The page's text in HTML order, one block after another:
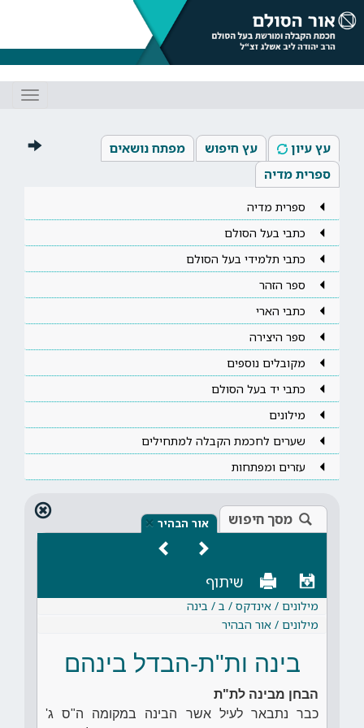
עץ עיון עץ חיפוש
מפתח נושאים
ספרית מדיה
ספרית מדיה
כתבי בעל הסולם
כתבי תלמידי בעל הסולם
ספר הזהר
כתבי הארי
ספר היצירה
מקובלים נוספים
כתבי יד בעל הסולם
מילונים
שערים לחכמת הקבלה למתחילים
עזרים ומפתחות
מסך חיפוש אור הבהיר ×
שיתוף
מילונים / אינדקס / ב / בינה
מילונים / אור הבהיר
בינה ות"ת-הבדל בינהם
הבחן מבינה לת"ת
כבר נתבאר לעיל אשר הבינה במקומה ה"ס ג'